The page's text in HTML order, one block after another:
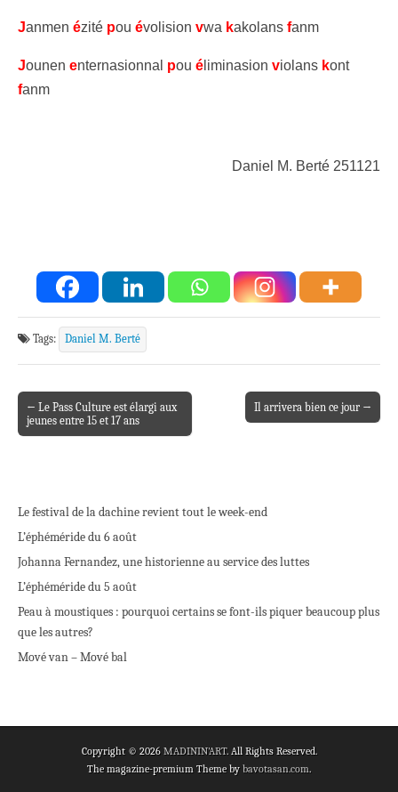
Janmen ézité pou évolision vwa kakolans fanm
Jounen enternasionnal pou é liminasion violans kont
fanm
Daniel M. Berté 251121
Tags: Daniel M. Berté
Post navigation
← Le Pass Culture est élargi aux
jeunes entre 15 et 17 ans
Il arrivera bien ce jour →
Le festival de la dachine revient tout le week-end
L’éphéméride du 6 août
Johanna Fernandez, une historienne au service des luttes
L’éphéméride du 5 août
Peau à moustiques : pourquoi certains se font-ils piquer beaucoup plus
que les autres?
Mové van – Mové bal
Copyright © 2026 MADININ'ART. All Rights Reserved.
The magazine-premium Theme by bavotasan.com.